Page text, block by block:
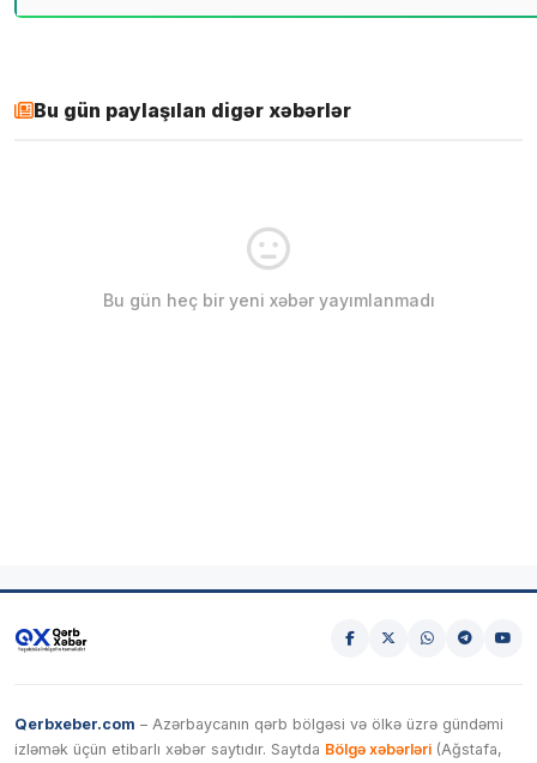
Bu gün paylaşılan digər xəbərlər
Bu gün heç bir yeni xəbər yayımlanmadı
Qerbxeber.com – Azərbaycanın qərb bölgəsi və ölkə üzrə gündəmi
izləmək üçün etibarlı xəbər saytıdır. Saytda Bölgə xəbərləri (Ağstafa,